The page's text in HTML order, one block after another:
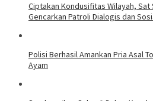
Ciptakan Kondusifitas Wilayah,
Gencarkan Patroli Dialogis dan
Polisi Berhasil Amankan Pria Asal
Ayam